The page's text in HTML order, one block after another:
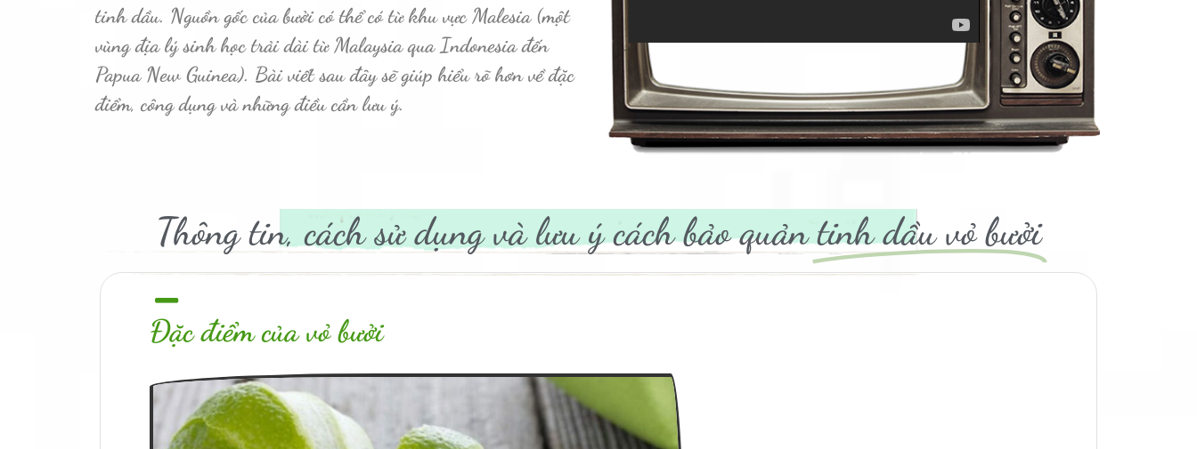
tinh dầu. Nguồn gốc của bưởi có thể có từ khu vực Malesia (một
vùng địa lý sinh học trải dài từ Malaysia qua Indonesia đến
Papua New Guinea). Bài viết sau đây sẽ giúp hiểu rõ hơn về đặc
điểm, công dụng và những điều cần lưu ý.
Thông tin, cách sử dụng và lưu ý cách bảo quản tinh dầu vỏ bưởi
Đặc điểm của vỏ bưởi